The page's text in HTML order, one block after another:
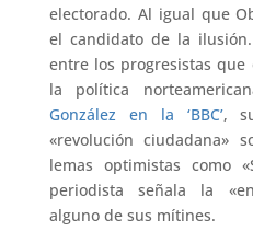
electorado. Al igual que
el candidato de la
entre los progresistas que
la política
González en la ‘BBC’,
«revolución ciudadana»
lemas optimistas como
periodista señala la
alguno de sus mítines.